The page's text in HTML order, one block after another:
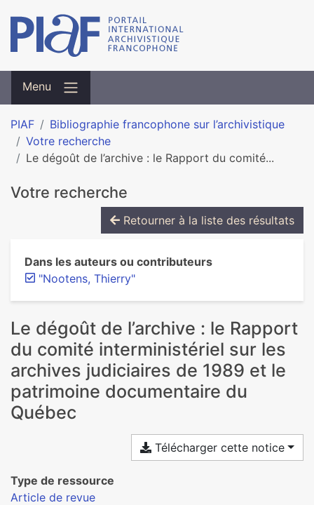
Menu
PIAF
Bibliographie francophone sur l’archivistique
Votre recherche
Le dégoût de l’archive : le Rapport du comité...
Votre recherche
Retourner à la liste des résultats
Dans les auteurs ou contributeurs
"Nootens, Thierry"
Le dégoût de l’archive : le Rapport
du comité interministériel sur les
archives judiciaires de 1989 et le
patrimoine documentaire du
Québec
Télécharger cette notice
Type de ressource
Article de revue